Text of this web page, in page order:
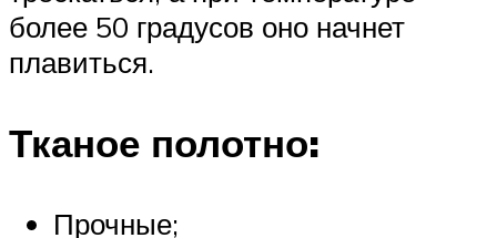
более 50 градусов оно начнет
плавиться.
Тканое полотно:
Прочные;